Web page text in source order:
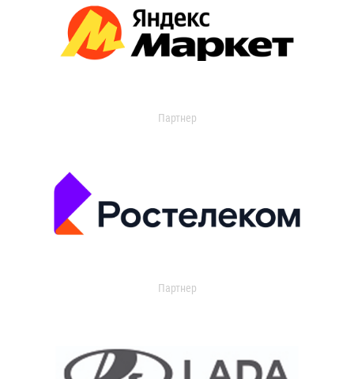
Партнер
Партнер